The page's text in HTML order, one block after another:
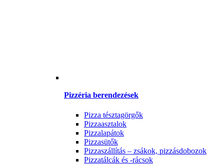
Pizzéria berendezések
Pizza tésztagörgők
Pizzaasztalok
Pizzalapátok
Pizzasütők
Pizzaszállítás – zsákok, pizzásdobozok
Pizzatálcák és -rácsok